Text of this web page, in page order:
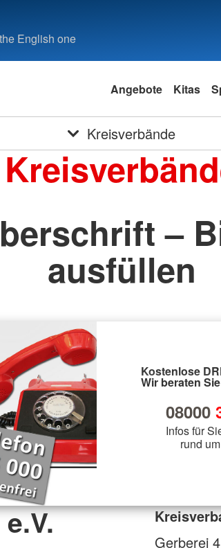
English one
Angebote Kitas
Kreisverbände
–
ausfüllen
Kostenlose
Wir beraten
08000
Infos für
rund
Gerberei 4